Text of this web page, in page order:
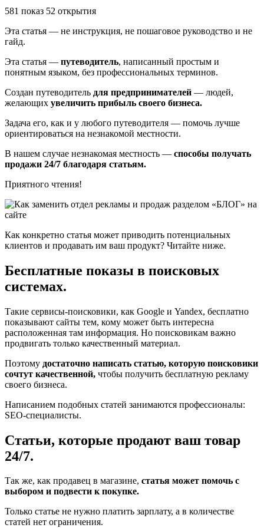
581 показ 52 открытия
Эта статья — не инструкция, не пошаговое руководство и не
гайд.
Эта статья — путеводитель, написанный простым и
понятным языком, без профессиональных терминов.
Создан путеводитель для предпринимателей — людей,
желающих увеличить прибыль своего бизнеса.
Задача его, как и у любого путеводителя — помочь лучше
ориентироваться на незнакомой местности.
В нашем случае незнакомая местность — способы получать
продажи 24/7 благодаря статьям.
Приятного чтения!
Как конкретно статья может приводить потенциальных
клиентов и продавать им ваш продукт? Читайте ниже.
Бесплатные показы в поисковых
системах.
Такие сервисы-поисковики, как Google и Yandex, бесплатно
показывают сайты тем, кому может быть интересна
расположенная там информация. Но поисковикам важно
продвигать только качественный материал.
Поэтому достаточно написать статью, которую поисковики
сочтут качественной, чтобы получить бесплатную рекламу
своего бизнеса.
Написанием подобных статей занимаются профессионалы:
SEO-специалисты.
Статьи, которые продают ваш товар
24/7.
Так же, как продавец в магазине, статья может помочь с
выбором и подвести к покупке.
Только статье не нужно платить зарплату, а в количестве
статей нет ограничения.